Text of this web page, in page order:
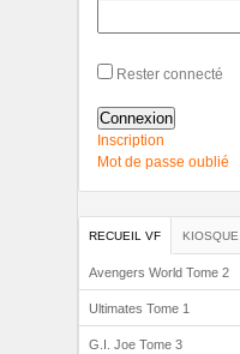
Rester connecté
Connexion
Inscription
Mot de passe oublié
RECUEIL VF KIOSQUE
Avengers World Tome 2
Ultimates Tome 1
G.I. Joe Tome 3